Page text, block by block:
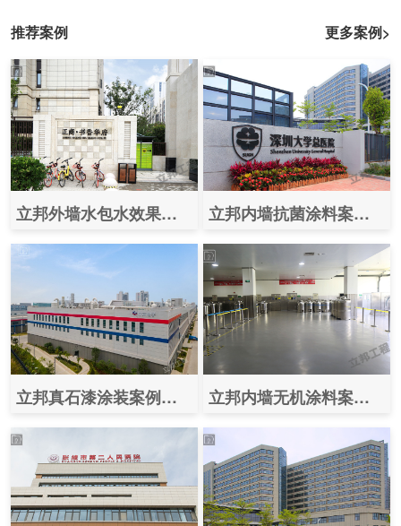
推荐案例 更多案例>
立邦外墙水包水效果图案例之（郑州正商书香华府） 立邦内墙抗菌涂料案例之（深圳大学总医院）
立邦真石漆涂装案例效果图之（珠海中京电子电路有限公司） 立邦内墙无机涂料案例之（北京大宝日用品工厂）